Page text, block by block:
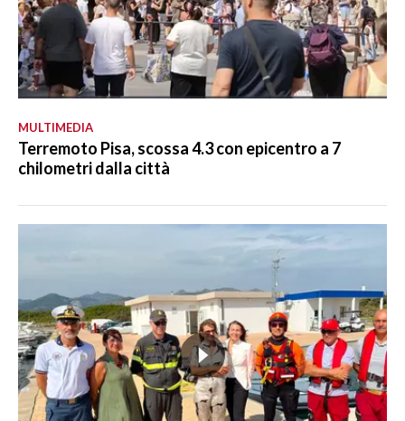
MULTIMEDIA
Terremoto Pisa, scossa 4.3 con epicentro a 7
chilometri dalla città